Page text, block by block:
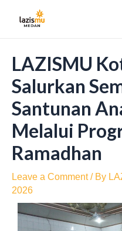
LAZISMU
Salurkan
Santunan
Melalui
Ramadhan
Leave a Comment / By
2026
navigation